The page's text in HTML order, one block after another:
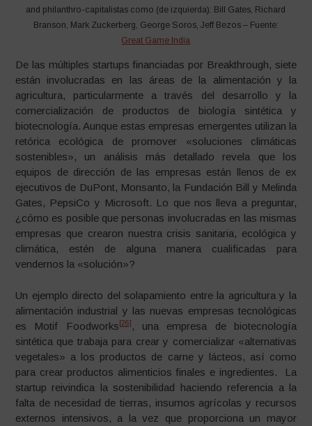
and philanthro-capitalistas como (de izquierda): Bill Gates, Richard
Branson, Mark Zuckerberg, George Soros, Jeff Bezos – Fuente:
Great Game India
De las múltiples startups financiadas por Breakthrough, siete
están involucradas en las áreas de la alimentación y la
agricultura, particularmente a través del desarrollo y la
comercialización de productos de biología sintética y
biotecnología. Aunque estas empresas emergentes utilizan la
retórica ecológica de promover «soluciones climáticas
sostenibles», un análisis más detallado revela que los
equipos de dirección de las empresas están llenos de ex
ejecutivos de DuPont, Monsanto, la Fundación Bill y Melinda
Gates, PepsiCo y Microsoft. Lo que nos lleva a preguntar,
¿cómo es posible que personas involucradas en las mismas
empresas que crearon nuestra crisis sanitaria, ecológica y
climática, estén de alguna manera cualificadas para
vendernos la «solución»?
Un ejemplo directo del solapamiento entre la agricultura y la
alimentación industrial y las nuevas empresas tecnológicas
es Motif Foodworks [26] , una empresa de biotecnología
sintética que trabaja para crear y comercializar «alternativas
vegetales» a los productos de carne y lácteos, así como
para crear productos alimenticios finales e ingredientes. La
startup reivindica la sostenibilidad haciendo referencia a la
falta de necesidad de tierras, insumos agrícolas y recursos
externos intensivos, a la vez que proporciona un mayor